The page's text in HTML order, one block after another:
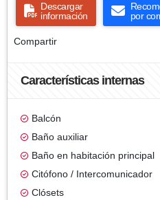
Descargar
información
por
Compartir
Características internas
Balcón
Baño auxiliar
Baño en habitación principal
Citófono / Intercomunicador
Clósets